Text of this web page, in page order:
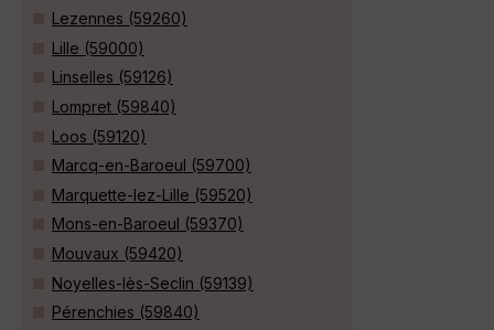
Lezennes (59260)
Lille (59000)
Linselles (59126)
Lompret (59840)
Loos (59120)
Marcq-en-Baroeul (59700)
Marquette-lez-Lille (59520)
Mons-en-Baroeul (59370)
Mouvaux (59420)
Noyelles-lès-Seclin (59139)
Pérenchies (59840)